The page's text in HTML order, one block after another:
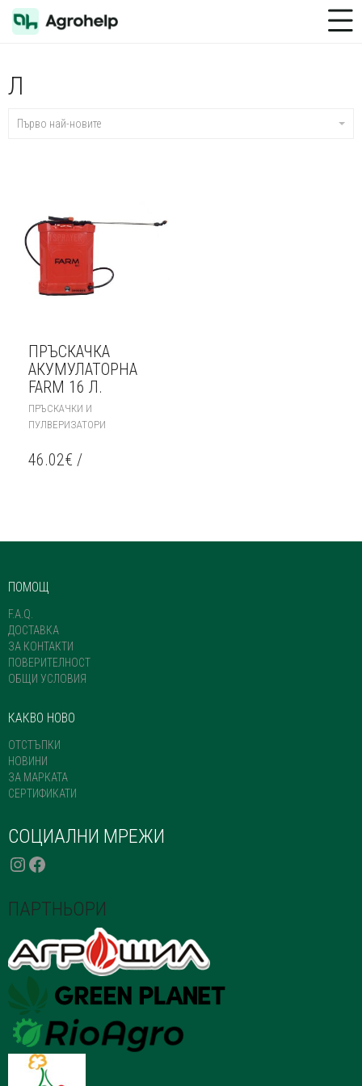
Toggle Menu
Л
Първо най-новите
ПРЪСКАЧКА
АКУМУЛАТОРНА
FARM 16 Л.
ПРЪСКАЧКИ И
ПУЛВЕРИЗАТОРИ
46.02€ /
ПОМОЩ
F.A.Q.
ДОСТАВКА
ЗА КОНТАКТИ
ПОВЕРИТЕЛНОСТ
ОБЩИ УСЛОВИЯ
КАКВО НОВО
ОТСТЪПКИ
НОВИНИ
ЗА МАРКАТА
СЕРТИФИКАТИ
СОЦИАЛНИ МРЕЖИ
INSTAGRAM
FACEBOOK
ПАРТНЬОРИ